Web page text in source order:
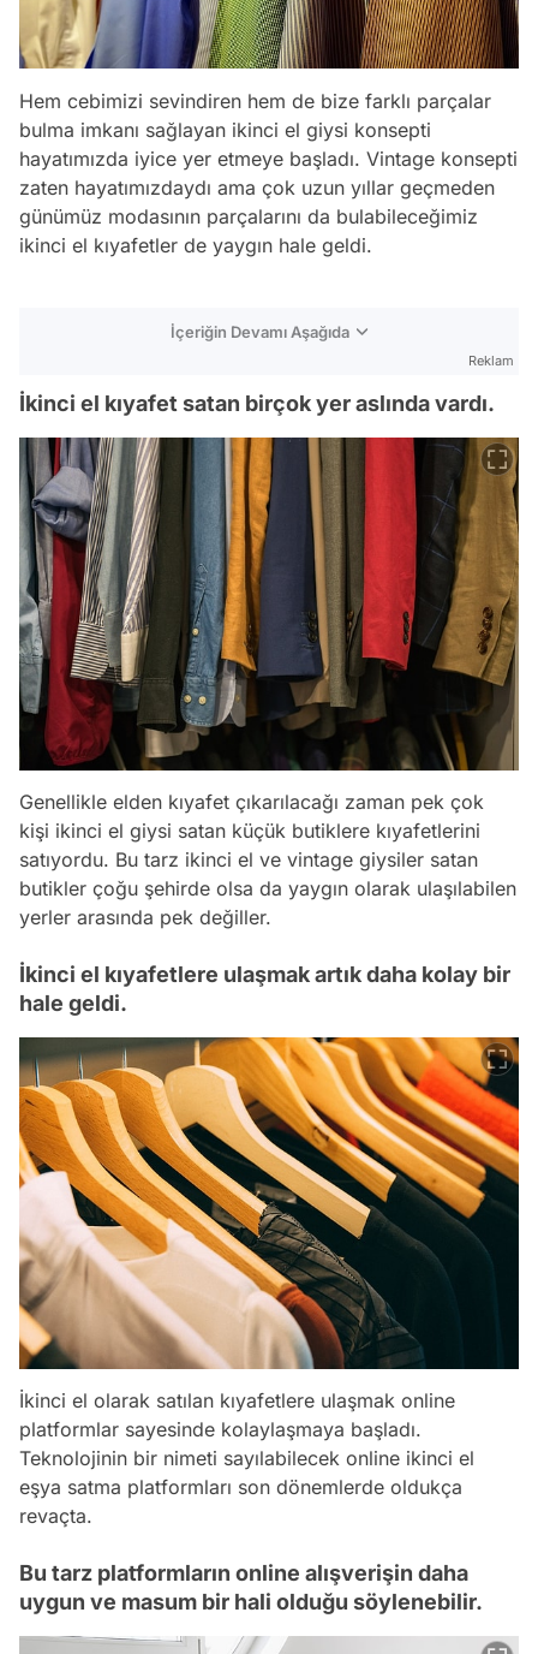
Hem cebimizi sevindiren hem de bize farklı parçalar
bulma imkanı sağlayan ikinci el giysi konsepti
hayatımızda iyice yer etmeye başladı. Vintage konsepti
zaten hayatımızdaydı ama çok uzun yıllar geçmeden
günümüz modasının parçalarını da bulabileceğimiz
ikinci el kıyafetler de yaygın hale geldi.
İçeriğin Devamı Aşağıda
Reklam
İkinci el kıyafet satan birçok yer aslında vardı.
Genellikle elden kıyafet çıkarılacağı zaman pek çok
kişi ikinci el giysi satan küçük butiklere kıyafetlerini
satıyordu. Bu tarz ikinci el ve vintage giysiler satan
butikler çoğu şehirde olsa da yaygın olarak ulaşılabilen
yerler arasında pek değiller.
İkinci el kıyafetlere ulaşmak artık daha kolay bir
hale geldi.
İkinci el olarak satılan kıyafetlere ulaşmak online
platformlar sayesinde kolaylaşmaya başladı.
Teknolojinin bir nimeti sayılabilecek online ikinci el
eşya satma platformları son dönemlerde oldukça
revaçta.
Bu tarz platformların online alışverişin daha
uygun ve masum bir hali olduğu söylenebilir.